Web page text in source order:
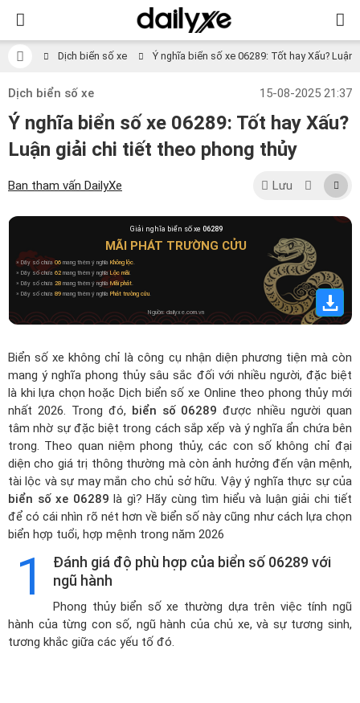
Dịch biển số xe Ý nghĩa biển số xe 06289: Tốt hay Xấu?
Dịch biển số xe 15-08-2025 21:37
Ý nghĩa biển số xe 06289: Tốt hay Xấu?
Luận giải chi tiết theo phong thủy
Ban tham vấn DailyXe Lưu
Giải nghĩa biển số xe 06289
MÃI PHÁT TRƯỜNG CỬU
» Dãy số chứa06 mang thêm ý nghĩa Không lộc.
» Dãy số chứa 62 mang thêm ý nghĩaLộc mãi.
» Dãy số chứa 28 mang thêm ý nghĩaMãi phát.
» Dãy số chứa 89 mang thêm ý nghĩa Phát trường cửu.
Nguồn: dailyxe.com.vn
Biển số xe không chỉ là công cụ nhận diện phương tiện mà còn
mang ý nghĩa phong thủy sâu sắc đối với nhiều người, đặc biệt
là khi lựa chọn hoặcDịch biển số xe Online theo phong thủy mới
nhất 2026. Trong đó, biển số 06289 được nhiều người quan
tâm nhờ sự đặc biệt trong cách sắp xếp và ý nghĩa ẩn chứa bên
trong. Theo quan niệm phong thủy, các con số không chỉ đại
diện cho giá trị thông thường mà còn ảnh hưởng đến vận mệnh,
tài lộc và sự may mắn cho chủ sở hữu. Vậy ý nghĩa thực sự của
biển số xe 06289 là gì? Hãy cùng tìm hiểu và luận giải chi tiết
để có cái nhìn rõ nét hơn về biển số này cũng như cách lựa chọn
biển hợp tuổi, hợp mệnh trong năm 2026
1
Đánh giá độ phù hợp của biển số 06289 với
ngũ hành
Phong thủy biển số xe thường dựa trên việc tính ngũ
hành của từng con số, ngũ hành của chủ xe, và sự tương sinh,
tương khắc giữa các yếu tố đó.